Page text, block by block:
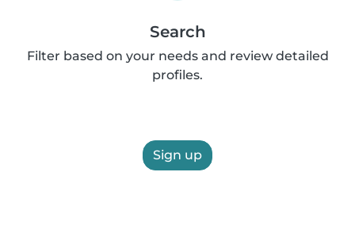
Search
Filter based on your needs and review detailed
profiles.
Sign up